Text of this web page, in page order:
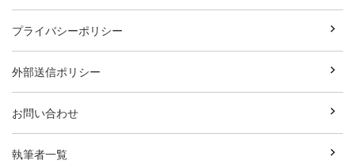
プライバシーポリシー
外部送信ポリシー
お問い合わせ
執筆者一覧